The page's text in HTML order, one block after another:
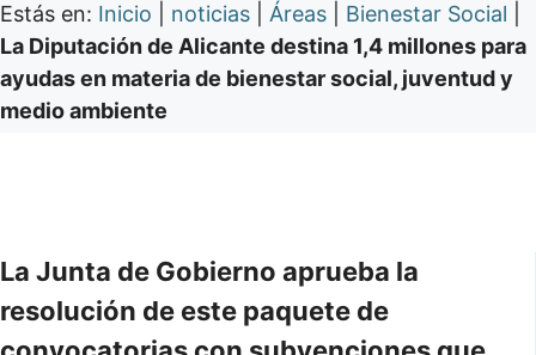
Estás en: Inicio noticias Áreas Bienestar Social
La Diputación de Alicante destina 1,4 millones para
ayudas en materia de bienestar social, juventud y
medio ambiente
La Junta de Gobierno aprueba la
resolución de este paquete de